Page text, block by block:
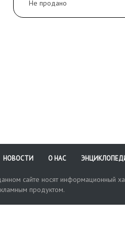
Не продано
НОВОСТИ О НАС
сайте носят информационный
продуктом.